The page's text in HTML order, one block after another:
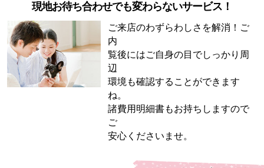
現地お待ち合わせでも変わらないサービス！
ご来店のわずらわしさを解消！ご
内
覧後にはご自身の目でしっかり周
辺
環境も確認することができます
ね。
諸費用明細書もお持ちしますので
ご
安心くださいませ。